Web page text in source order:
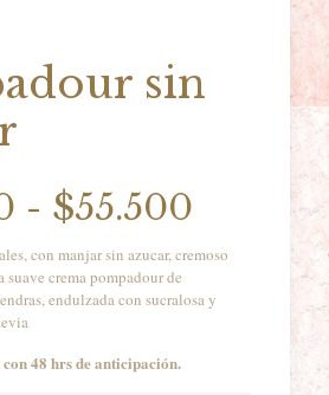
sin
- $55.500Rango
de
desde
con manjar sin azucar, cremoso
crema pompadour de
endulzada con sucralosa y
48 hrs de anticipación.